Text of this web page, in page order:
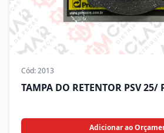
Cód:2013
TAMPA DO RETENTOR PSV 25/
Adicionar ao